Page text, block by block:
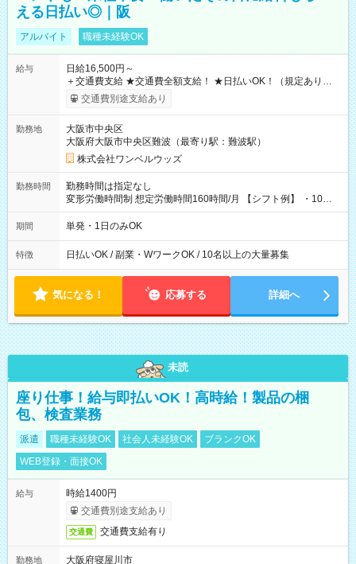
える日払い◎｜阪
アルバイト 職種未経験OK
給与
日給16,500円～
＋交通費支給 ★交通費全額支給！ ★日払いOK！（規定あり） ┗
働いたその日に現金GET♪ お仕事後はコンビニATMから 日払
交通費別途支給あり
勤務地
大阪市中央区
大阪府大阪市中央区難波（最寄り駅：難波駅）
株式会社ワンベルウッズ
勤務時間
勤務時間は指定なし
変形労働時間制 想定労働時間160時間/月 【シフト例】 ・10：
00～20：00
期間 単発・1日のみOK
特徴 日払いOK / 副業・WワークOK / 10名以上の大量募集
気になる！ 応募する 詳細へ
未読
座り仕事！給与即払いOK！高時給！製品の梱
包、検査業務
派遣 職種未経験OK 社会人未経験OK
ブランクOK
WEB登録・面接OK
給与
時給1400円
交通費別途支給あり
交通費 交通費支給有り
勤務地
大阪府寝屋川市